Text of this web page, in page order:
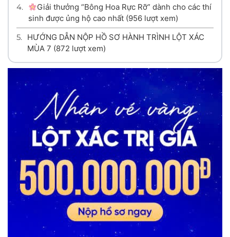
4.
Giải thưởng “Bông Hoa Rực Rỡ” dành cho các thí
sinh được ủng hộ cao nhất (956 lượt xem)
5. HƯỚNG DẪN NỘP HỒ SƠ HÀNH TRÌNH LỘT XÁC
MÙA 7 (872 lượt xem)